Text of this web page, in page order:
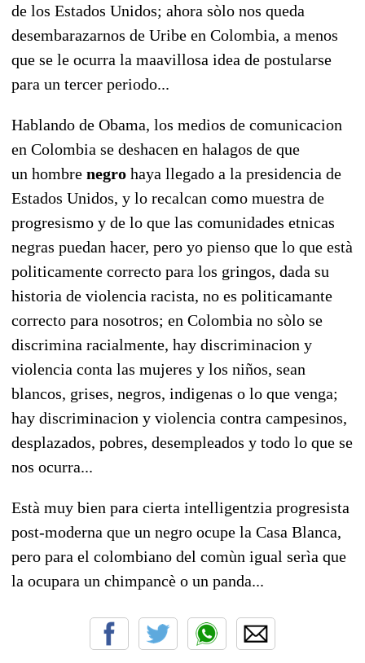
de los Estados Unidos; ahora sòlo nos queda
desembarazarnos de Uribe en Colombia, a menos
que se le ocurra la maavillosa idea de postularse
para un tercer periodo...
Hablando de Obama, los medios de comunicacion
en Colombia se deshacen en halagos de que
un hombre negro haya llegado a la presidencia de
Estados Unidos, y lo recalcan como muestra de
progresismo y de lo que las comunidades etnicas
negras puedan hacer, pero yo pienso que lo que està
politicamente correcto para los gringos, dada su
historia de violencia racista, no es politicamante
correcto para nosotros; en Colombia no sòlo se
discrimina racialmente, hay discriminacion y
violencia conta las mujeres y los niños, sean
blancos, grises, negros, indigenas o lo que venga;
hay discriminacion y violencia contra campesinos,
desplazados, pobres, desempleados y todo lo que se
nos ocurra...
Està muy bien para cierta intelligentzia progresista
post-moderna que un negro ocupe la Casa Blanca,
pero para el colombiano del comùn igual serìa que
la ocupara un chimpancè o un panda...